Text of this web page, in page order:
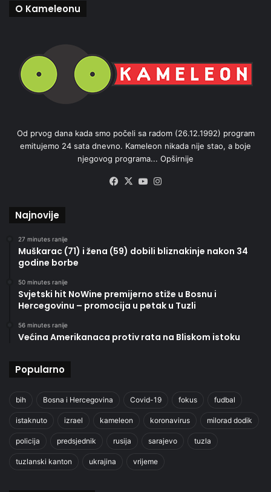
O Kameleonu
Od prvog dana kada smo počeli sa radom (26.12.1992) program
emitujemo 24 sata dnevno. Kameleon nikada nije stao, a boje
njegovog programa... Opširnije
Facebook
X YouTube
Najnovije
27 minutes ranije
Muškarac (71) i žena (59) dobili bliznakinje nakon 34
godine borbe
50 minutes ranije
Svjetski hit NoWine premijerno stiže u Bosnu i
Hercegovinu – promocija u petak u Tuzli
56 minutes ranije
Većina Amerikanaca protiv rata na Bliskom istoku
Popularno
bih Bosna i Hercegovina Covid-19 fokus fudbal
istaknuto izrael kameleon koronavirus milorad dodik
policija predsjednik rusija sarajevo tuzla
tuzlanski kanton ukrajina vrijeme